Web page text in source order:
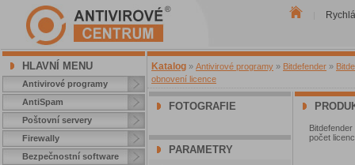
HLAVNÍ MENU
Antivirové programy
AntiSpam
Poštovní servery
Firewally
Bezpečnostní software
Katalog » Antivirové programy » Bitdefender »
obnovení licence
FOTOGRAFIE
PARAMETRY
počet